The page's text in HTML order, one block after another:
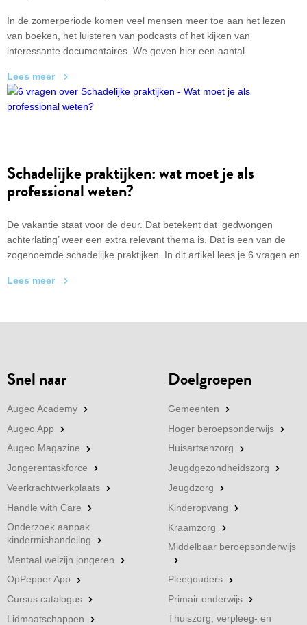
In de zomerperiode komen veel mensen meer toe aan het lezen
van boeken, het luisteren van podcasts of het kijken van
interessante documentaires. We geven hier een aantal
een extra tip van een (gratis) passend Augeo-cadeautje bij. Fijne
zomer!
Lees meer
Schadelijke praktijken: wat moet je als
professional weten?
De vakantie staat voor de deur. Dat betekent dat ‘gedwongen
achterlating’ weer een extra relevant thema is. Dat is een van de
zogenoemde schadelijke praktijken. In dit artikel lees je 6 vragen en
en goed je kennis bijspijkert.
Lees meer
Snel naar
Augeo Academy
Augeo App
Augeo Magazine
Jongerentaskforce
Veerkrachtwerkplaats
Handle with Care
Onderzoek aanpak
kindermishandeling
Mentaal welzijn jongeren
OpPepper App
Cursus catalogus
Lidmaatschappen
Doelgroepen
Gemeenten
Hoger beroepsonderwijs
Huisartsenzorg
Jeugdgezondheidszorg
Jeugdzorg
Kinderopvang
Kraamzorg
Middelbaar beroepsonderwijs
Pleegouders
Primair onderwijs
Thuiszorg, verpleeg- en